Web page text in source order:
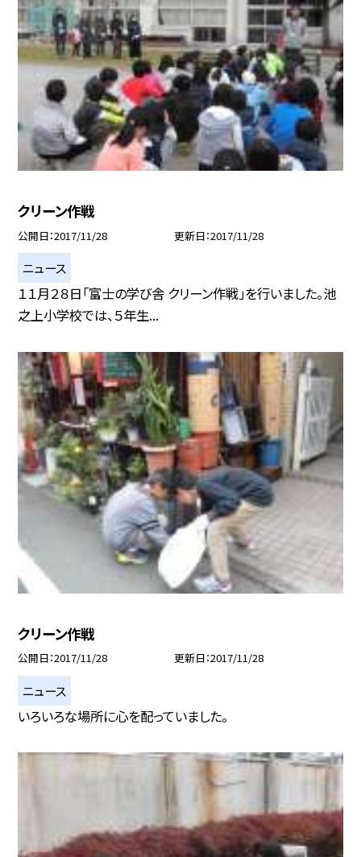
クリーン作戦
公開日 2017/11/28 更新日 2017/11/28
ニュース
１１月２８日「富士の学び舎 クリーン作戦」を行いました。池
之上小学校では、５年生...
クリーン作戦
公開日 2017/11/28 更新日 2017/11/28
ニュース
いろいろな場所に心を配っていました。